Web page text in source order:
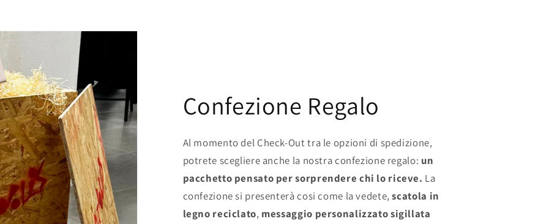
Confezione Regalo
Al momento del Check-Out tra le opzioni di spedizione,
potrete scegliere anche la nostra confezione regalo: un
pacchetto pensato per sorprendere chi lo riceve. La
confezione si presenterà cosi come la vedete,scatola in
legno reciclato, messaggio personalizzato sigillata